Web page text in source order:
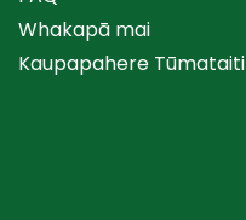
Whakapā mai
Kaupapahere Tūmataiti